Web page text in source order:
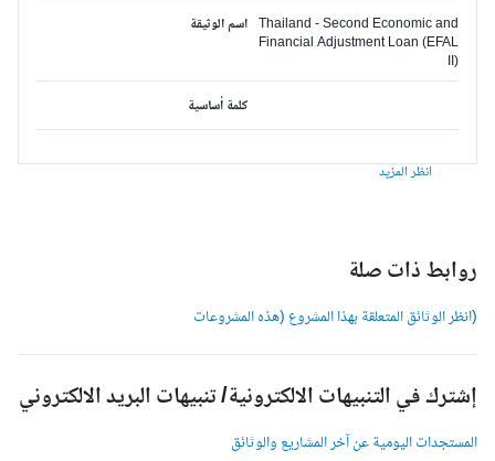
اسم الوثيقة Thailand - Second Economic and
Financial Adjustment Loan (EFAL
كلمة أساسية
انظر المزيد
روابط ذات صلة
(انظر الوثائق المتعلقة بهذا المشروع (هذه المشروعات
إشترك في التنبيهات الالكترونية/ تنبيهات البريد الالكتروني
المستجدات اليومية عن آخر المشاريع والوثائق